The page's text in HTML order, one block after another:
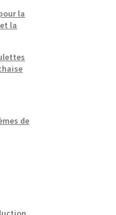
la
la
de